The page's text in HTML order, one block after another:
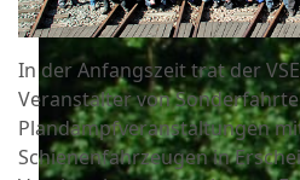
In der Anfangszeit trat der
Veranstalter von
Plandampfveranstaltungen
Schienenfahrzeugen in